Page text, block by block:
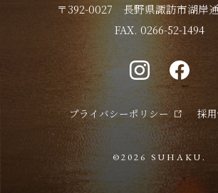
〒392-0027
長野県諏訪市湖岸
FAX. 0266-52-1494
プライバシーポリシー 採
©2026 SUHAKU.